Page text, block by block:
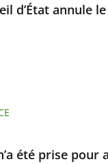
d’État annule
été prise